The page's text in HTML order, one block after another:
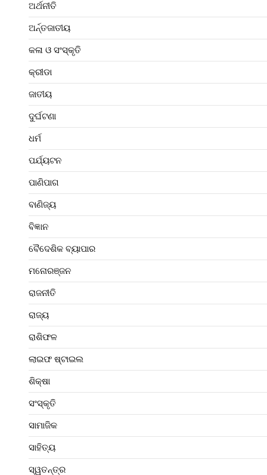
ଅର୍ଥନୀତି
ଅର୍ନ୍ତଜାତୀୟ
କଳା ଓ ସଂସ୍କୃତି
କ୍ରୀଡା
ଜାତୀୟ
ଦୁର୍ଘଟଣା
ଧର୍ମ
ପର୍ଯ୍ୟଟନ
ପାଣିପାଗ
ବାଣିଜ୍ୟ
ବିଜ୍ଞାନ
ବୈଦେଶିକ ବ୍ୟାପାର
ମନୋରଞ୍ଜନ
ରାଜନୀତି
ରାଜ୍ୟ
ରାଶିଫଳ
ଲାଇଫ ଷ୍ଟାଇଲ
ଶିକ୍ଷା
ସଂସ୍କୃତି
ସାମାଜିକ
ସାହିତ୍ୟ
ସ୍ୱତନ୍ତ୍ର